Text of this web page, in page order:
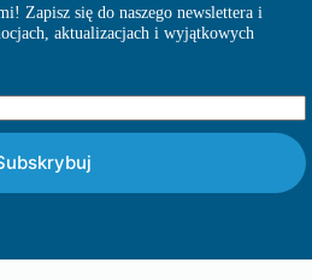
Zapisz się do naszego newslettera i
aktualizacjach i wyjątkowych